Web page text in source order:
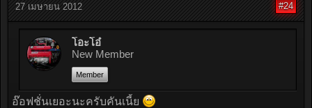
27 เมษายน 2012 #24
โอะโอ๋
New Member
Member
อ๊อฟชั่นเยอะนะครับคันเนี้ย